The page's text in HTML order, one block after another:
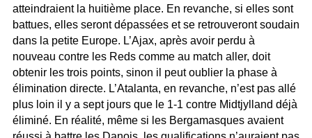
atteindraient la huitième place. En revanche, si elles sont
battues, elles seront dépassées et se retrouveront soudain
dans la petite Europe. L’Ajax, après avoir perdu à
nouveau contre les Reds comme au match aller, doit
obtenir les trois points, sinon il peut oublier la phase à
élimination directe. L’Atalanta, en revanche, n’est pas allé
plus loin il y a sept jours que le 1-1 contre Midtjylland déjà
éliminé. En réalité, même si les Bergamasques avaient